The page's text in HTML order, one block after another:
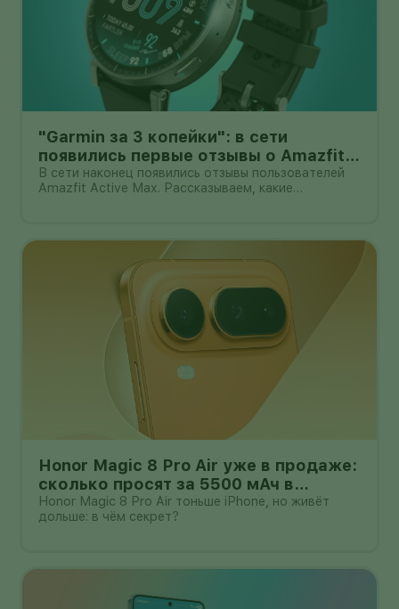
"Garmin за 3 копейки": в сети
появились первые отзывы о Amazfit
Active Max с оффлайн-картами
В сети наконец появились отзывы пользователей
Amazfit Active Max. Рассказываем, какие
Honor Magic 8 Pro Air уже в продаже:
сколько просят за 5500 мАч в
корпусе толщиной всего 6,1 мм?
Honor Magic 8 Pro Air тоньше iPhone, но живёт
дольше: в чём секрет?